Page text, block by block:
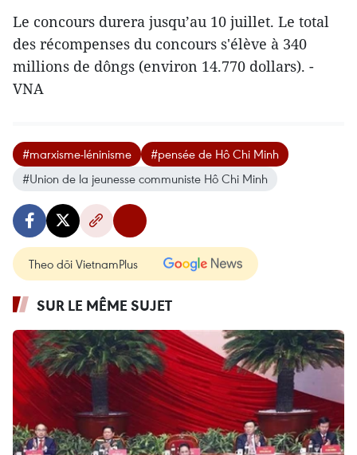
Le concours durera jusqu’au 10 juillet. Le total
des récompenses du concours s'élève à 340
millions de dôngs (environ 14.770 dollars). -
VNA
#marxisme-léninisme
#pensée de Hô Chi Minh
#Union de la jeunesse communiste Hô Chi Minh
Theo dõi VietnamPlus
SUR LE MÊME SUJET